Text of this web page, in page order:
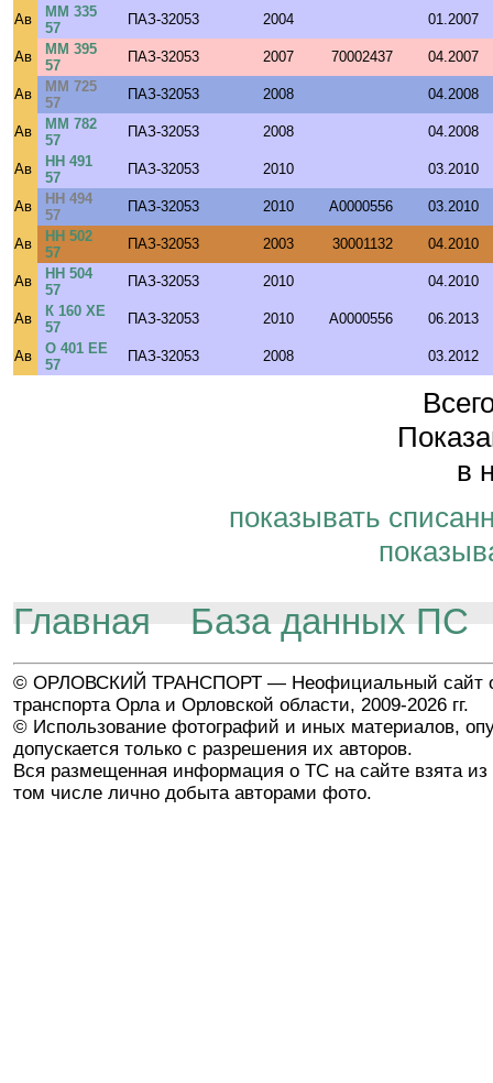
Ав
ММ 335
57
ПАЗ-32053 2004 01.2007
Ав
ММ 395
57
ПАЗ-32053 2007 70002437 04.2007
Ав
ММ 725
57
ПАЗ-32053 2008 04.2008
Ав
ММ 782
57
ПАЗ-32053 2008 04.2008
Ав
НН 491
57
ПАЗ-32053 2010 03.2010
Ав
НН 494
57
ПАЗ-32053 2010 A0000556 03.2010
Ав
НН 502
57
ПАЗ-32053 2003 30001132 04.2010
Ав
НН 504
57
ПАЗ-32053 2010 04.2010
Ав
К 160 ХЕ
57
ПАЗ-32053 2010 A0000556 06.2013
Ав
О 401 ЕЕ
57
ПАЗ-32053 2008 03.2012
в
показывать
Главная База данных ПС
© ОРЛОВСКИЙ ТРАНСПОРТ — Неофициальный сайт
транспорта Орла и Орловской области, 2009-2026 гг.
© Использование фотографий и иных материалов,
допускается только с разрешения их авторов.
Вся размещенная информация о ТС на сайте взята из
том числе лично добыта авторами фото.